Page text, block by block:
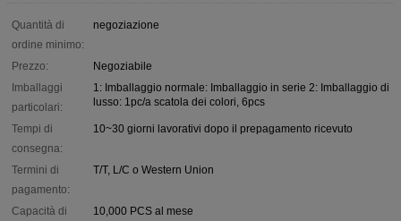
Quantità di
ordine minimo:
negoziazione
Prezzo:
Negoziabile
Imballaggi
particolari:
1: Imballaggio normale: Imballaggio in serie 2: Imballaggio di
lusso: 1pc/a scatola dei colori, 6pcs
Tempi di
consegna:
10~30 giorni lavorativi dopo il prepagamento ricevuto
Termini di
pagamento:
T/T, L/C o Western Union
Capacità di
10,000 PCS al mese